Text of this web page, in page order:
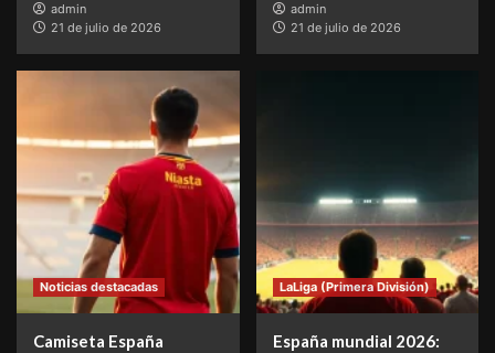
admin
21 de julio de 2026
admin
21 de julio de 2026
Noticias destacadas
Camiseta España
LaLiga (Primera División)
España mundial 2026: